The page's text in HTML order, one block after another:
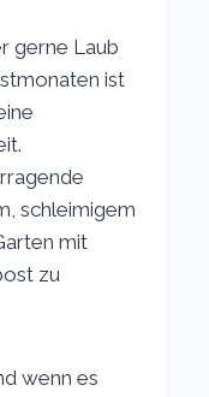
gerne Laub
ist
schleimigem
mit
zu
wenn es